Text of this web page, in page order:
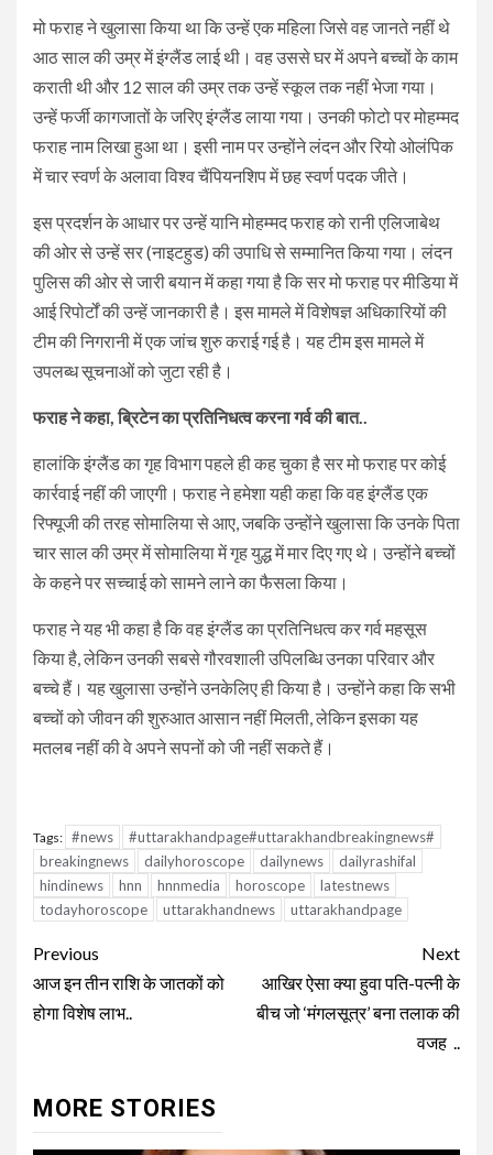
मो फराह ने खुलासा किया था कि उन्हें एक महिला जिसे वह जानते नहीं थे
आठ साल की उम्र में इंग्लैंड लाई थी। वह उससे घर में अपने बच्चों के काम
कराती थी और 12 साल की उम्र तक उन्हें स्कूल तक नहीं भेजा गया।
उन्हें फर्जी कागजातों के जरिए इंग्लैंड लाया गया। उनकी फोटो पर मोहम्मद
फराह नाम लिखा हुआ था। इसी नाम पर उन्होंने लंदन और रियो ओलंपिक
में चार स्वर्ण के अलावा विश्व चैंपियनशिप में छह स्वर्ण पदक जीते।
इस प्रदर्शन के आधार पर उन्हें यानि मोहम्मद फराह को रानी एलिजाबेथ
की ओर से उन्हें सर (नाइटहुड) की उपाधि से सम्मानित किया गया। लंदन
पुलिस की ओर से जारी बयान में कहा गया है कि सर मो फराह पर मीडिया में
आई रिपोर्टों की उन्हें जानकारी है। इस मामले में विशेषज्ञ अधिकारियों की
टीम की निगरानी में एक जांच शुरु कराई गई है। यह टीम इस मामले में
उपलब्ध सूचनाओं को जुटा रही है।
फराह ने कहा, ब्रिटेन का प्रतिनिधत्व करना गर्व की बात..
हालांकि इंग्लैंड का गृह विभाग पहले ही कह चुका है सर मो फराह पर कोई
कार्रवाई नहीं की जाएगी। फराह ने हमेशा यही कहा कि वह इंग्लैंड एक
रिफ्यूजी की तरह सोमालिया से आए, जबकि उन्होंने खुलासा कि उनके पिता
चार साल की उम्र में सोमालिया में गृह युद्ध में मार दिए गए थे। उन्होंने बच्चों
के कहने पर सच्चाई को सामने लाने का फैसला किया।
फराह ने यह भी कहा है कि वह इंग्लैंड का प्रतिनिधत्व कर गर्व महसूस
किया है, लेकिन उनकी सबसे गौरवशाली उपिलब्धि उनका परिवार और
बच्चे हैं। यह खुलासा उन्होंने उनकेलिए ही किया है। उन्होंने कहा कि सभी
बच्चों को जीवन की शुरुआत आसान नहीं मिलती, लेकिन इसका यह
मतलब नहीं की वे अपने सपनों को जी नहीं सकते हैं।
Tags: #news
#uttarakhandpage#uttarakhandbreakingnews#
breakingnews
dailyhoroscope dailynews
dailyrashifal
hindinews
hnn hnnmedia horoscope
latestnews
todayhoroscope
uttarakhandnews uttarakhandpage
Continue
Reading
Previous
आज इन तीन राशि के जातकों को
होगा विशेष लाभ..
Next
आखिर ऐसा क्या हुवा पति-पत्नी के
बीच जो ‘मंगलसूत्र’ बना तलाक की
वजह ..
MORE STORIES